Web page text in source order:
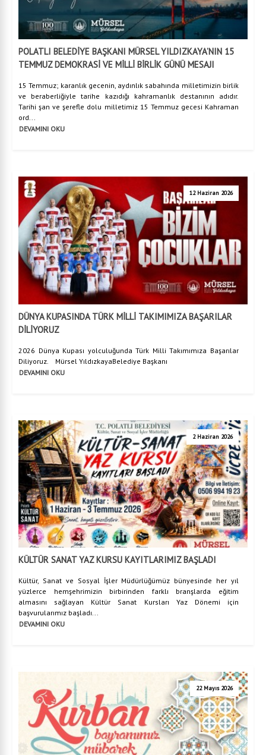
POLATLI BELEDİYE BAŞKANI MÜRSEL YILDIZKAYA’NIN 15
TEMMUZ DEMOKRASİ VE MİLLİ BİRLİK GÜNÜ MESAJI
15 Temmuz; karanlık gecenin, aydınlık sabahında milletimizin birlik
ve beraberliğiyle tarihe kazıdığı kahramanlık destanının adıdır.
Tarihi şan ve şerefle dolu milletimiz 15 Temmuz gecesi Kahraman
ord...
DEVAMINI OKU
12 Haziran 2026
DÜNYA KUPASINDA TÜRK MİLLİ TAKIMIMIZA BAŞARILAR
DİLİYORUZ
2026 Dünya Kupası yolculuğunda Türk Milli Takımımıza Başarılar
Diliyoruz. Mürsel YıldızkayaBelediye Başkanı
DEVAMINI OKU
2 Haziran 2026
KÜLTÜR SANAT YAZ KURSU KAYITLARIMIZ BAŞLADI
Kültür, Sanat ve Sosyal İşler Müdürlüğümüz bünyesinde her yıl
yüzlerce hemşehrimizin birbirinden farklı branşlarda eğitim
almasını sağlayan Kültür Sanat Kursları Yaz Dönemi için
başvurularımız başladı...
DEVAMINI OKU
22 Mayıs 2026